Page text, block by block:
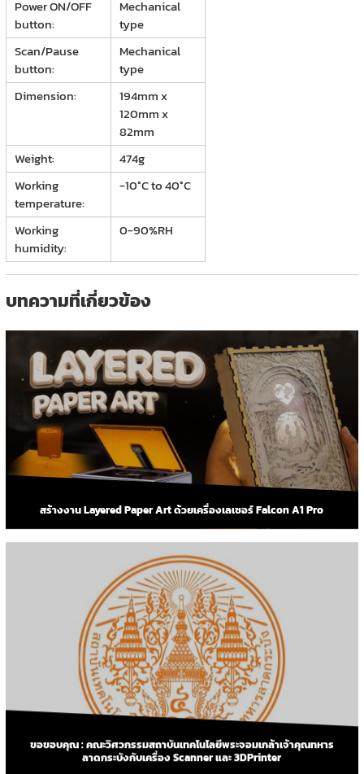
Power ON/OFF
button:
Mechanical
type
Scan/Pause
button:
Mechanical
type
Dimension:
194mm x
120mm x
82mm
Weight:
474g
Working
temperature:
-10°C to 40°C
Working
humidity:
0-90%RH
บทความที่เกี่ยวข้อง
สร้างงาน Layered Paper Art ด้วยเครื่องเลเซอร์ Falcon A1 Pro
ขอขอบคุณ : คณะวิศวกรรมสถาบันเทคโนโลยีพระจอมเกล้าเจ้าคุณทหาร
ลาดกระบังกับเครื่อง Scanner และ 3DPrinter